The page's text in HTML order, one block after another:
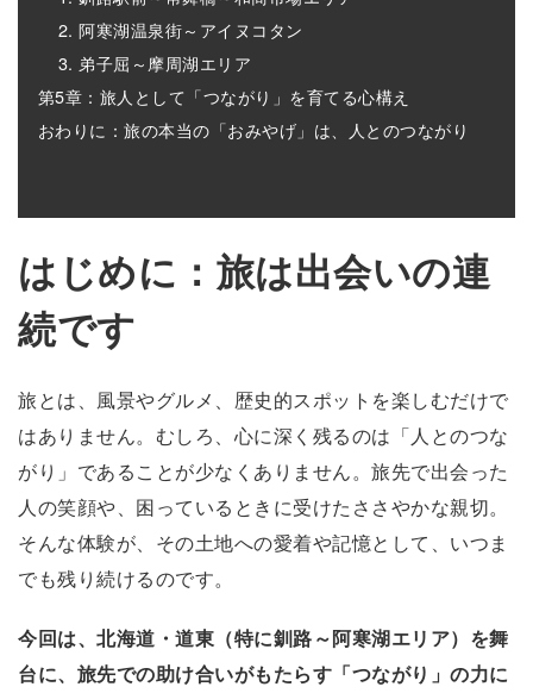
2. 阿寒湖温泉街～アイヌコタン
3. 弟子屈～摩周湖エリア
第5章：旅人として「つながり」を育てる心構え
おわりに：旅の本当の「おみやげ」は、人とのつながり
はじめに：旅は出会いの連
続です
旅とは、風景やグルメ、歴史的スポットを楽しむだけで
はありません。むしろ、心に深く残るのは「人とのつな
がり」であることが少なくありません。旅先で出会った
人の笑顔や、困っているときに受けたささやかな親切。
そんな体験が、その土地への愛着や記憶として、いつま
でも残り続けるのです。
今回は、北海道・道東（特に釧路～阿寒湖エリア）を舞
台に、旅先での助け合いがもたらす「つながり」の力に